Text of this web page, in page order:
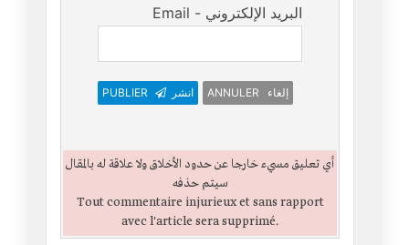
Email - البريد الإلكتروني
PUBLIER انشر ANNULER إلغاء
أي تعليق مسيء خارجا عن حدود الأخلاق ولا علاقة له بالمقال
سيتم حذفه
Tout commentaire injurieux et sans rapport
avec l'article sera supprimé.